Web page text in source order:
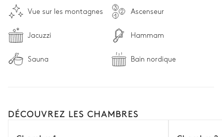
Vue sur les montagnes Ascenseur
Jacuzzi Hammam
Sauna Bain nordique
DÉCOUVREZ LES CHAMBRES